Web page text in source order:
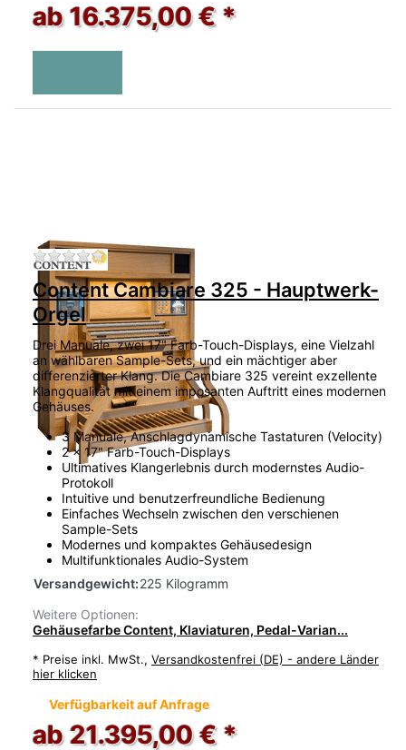
ab 16.375,00 € *
Zu diesem Produkt liegen noch keine
Content Cambiare 325 - Hauptwerk-
Orgel
Drei Manuale, zwei 17" Farb-Touch-Displays, eine Vielzahl
an wählbaren Sample-Sets, und ein mächtiger aber
differenzierter Klang. Die Cambiare 325 vereint exzellente
Klangqualität mit einem imposanten Auftritt eines modernen
Gehäuses.
3 Manuale, Anschlagdynamische Tastaturen (Velocity)
2 x 17" Farb-Touch-Displays
Ultimatives Klangerlebnis durch modernstes Audio-
Protokoll
Intuitive und benutzerfreundliche Bedienung
Einfaches Wechseln zwischen den verschienen
Sample-Sets
Modernes und kompaktes Gehäusedesign
Multifunktionales Audio-System
Versandgewicht:225 Kilogramm
Weitere Optionen:
Gehäusefarbe Content, Klaviaturen, Pedal-Varian...
* Preise inkl. MwSt., Versandkostenfrei (DE) - andere Länder
hier klicken
Verfügbarkeit auf Anfrage
ab 21.395,00 € *